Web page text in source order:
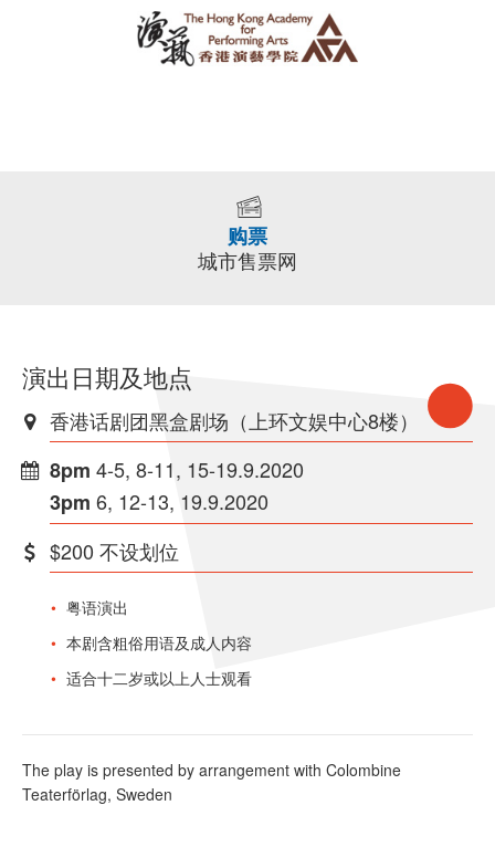
购票
城市售票网
演出日期及地点
香港话剧团黑盒剧场（上环文娱中心8楼）
8pm 4-5, 8-11, 15-19.9.2020
3pm 6, 12-13, 19.9.2020
$200 不设划位
粤语演出
本剧含粗俗用语及成人内容
适合十二岁或以上人士观看
The play is presented by arrangement with Colombine
Teaterförlag, Sweden